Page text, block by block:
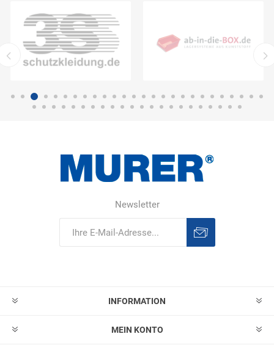
Newsletter
INFORMATION
MEIN KONTO